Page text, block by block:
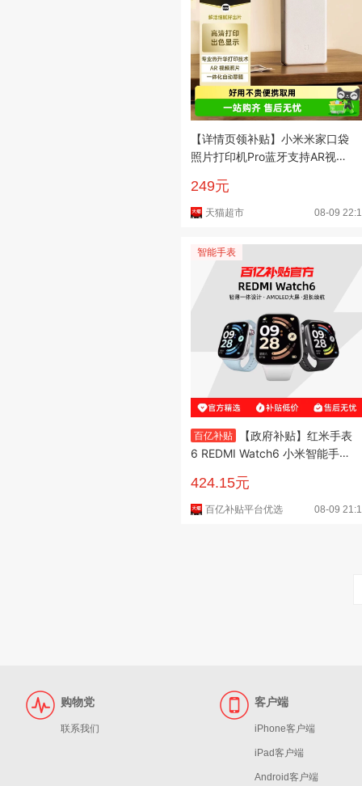
【详情页领补贴】小米米家口袋
照片打印机Pro蓝牙支持AR视频
249元
天猫超市 08-09
智能手表
百亿补贴
【政府补贴】红米手表
6 REDMI Watch6 小米智能手表
率高清大屏红米手表5升级款
424.15元
百亿补贴平台优选 08-09
购物党
联系我们
客户端
iPhone客户端
iPad客户端
Android客户端